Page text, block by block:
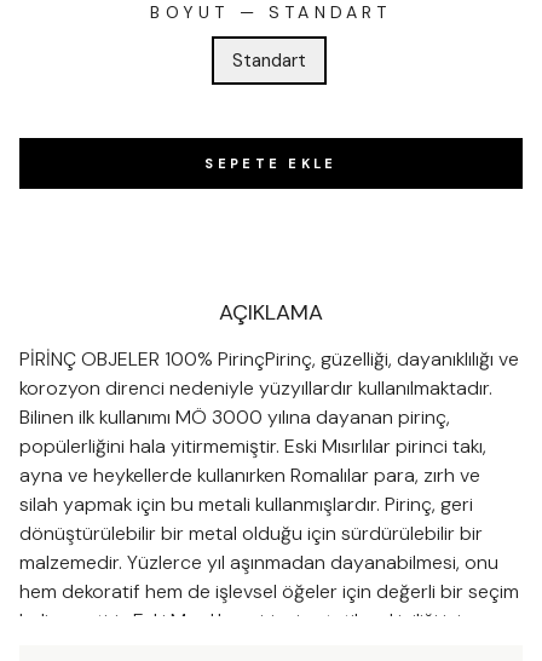
BOYUT — STANDART
Standart
SEPETE EKLE
AÇIKLAMA
PİRİNÇ OBJELER 100% PirinçPirinç, güzelliği, dayanıklılığı ve
korozyon direnci nedeniyle yüzyıllardır kullanılmaktadır.
Bilinen ilk kullanımı MÖ 3000 yılına dayanan pirinç,
popülerliğini hala yitirmemiştir. Eski Mısırlılar pirinci takı,
ayna ve heykellerde kullanırken Romalılar para, zırh ve
silah yapmak için bu metali kullanmışlardır. Pirinç, geri
dönüştürülebilir bir metal olduğu için sürdürülebilir bir
malzemedir. Yüzlerce yıl aşınmadan dayanabilmesi, onu
hem dekoratif hem de işlevsel öğeler için değerli bir seçim
haline getirir. Eski Mısırlılar, pirinci estetik çekiciliği için